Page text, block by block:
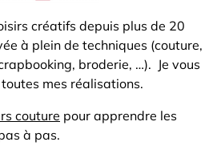
créatifs depuis plus de 20
à plein de techniques (couture,
broderie, …). Je vous
toutes mes réalisations.
couture pour apprendre les
à pas.